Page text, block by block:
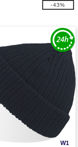
-43%
W1